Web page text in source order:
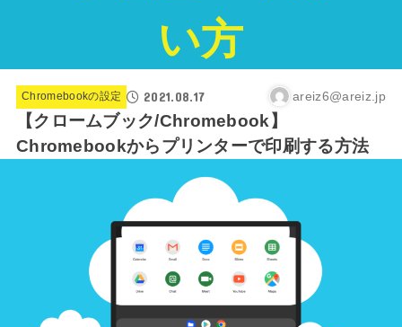
い方
Chromebookの設定 2021.08.17 areiz6@areiz.jp
【クロームブック/Chromebook】
Chromebookからプリンターで印刷する方法